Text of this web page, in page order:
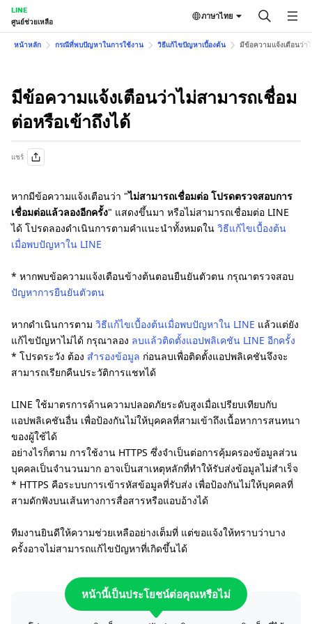
LINE
ศูนย์ช่วยเหลือ
ภาษาไทย
หน้าหลัก กรณีที่พบปัญหาในการใช้งาน วิธีแก้ไขปัญหาเบื้องต้น มีข้อความแจ้งเตือนว่า
มีข้อความแจ้งเตือนว่าไม่สามารถเชื่อม
ต่อหรือเข้าถึงได้
แชร์
หากมีข้อความแจ้งเตือนว่า "ไม่สามารถเชื่อมต่อ โปรดตรวจสอบการ
เชื่อมต่อแล้วลองอีกครั้ง" แสดงขึ้นมา หรือไม่สามารถเชื่อมต่อ LINE
ได้ โปรดลองดำเนินการตามคำแนะนำทั้งหมดใน วิธีแก้ไขเบื้องต้น
เมื่อพบปัญหาใน LINE
* หากพบข้อความแจ้งเตือนข้างต้นตอนยืนยันตัวตน กรุณาตรวจสอบ
ปัญหาการยืนยันตัวตน
หากดำเนินการตาม วิธีแก้ไขเบื้องต้นเมื่อพบปัญหาใน LINE แล้วแต่ยัง
แก้ไขปัญหาไม่ได้ กรุณาลอง ลบแล้วติดตั้งแอปพลิเคชัน LINE อีกครั้ง
* โปรดระวัง ต้อง สำรองข้อมูล ก่อนลบเพื่อติดตั้งแอปพลิเคชันจึงจะ
สามารถเรียกคืนประวัติการแชทได้
LINE ใช้มาตรการด้านความปลอดภัยระดับสูงเมื่อเปรียบเทียบกับ
แอปพลิเคชันอื่น เพื่อป้องกันไม่ให้บุคคลที่สามเข้าถึงเนื้อหาการสนทนา
ของผู้ใช้ได้
อย่างไรก็ตาม การใช้งาน HTTPS ซึ่งจำเป็นต่อการคุ้มครองข้อมูลส่วน
บุคคลเป็นจำนวนมาก อาจเป็นสาเหตุหลักที่ทำให้รับส่งข้อมูลไม่สำเร็จ
* HTTPS คือระบบการเข้ารหัสข้อมูลที่รับส่ง เพื่อป้องกันไม่ให้บุคคลที่
สามดักฟังบนเส้นทางการสื่อสารหรือแอบอ้างได้
ทีมงานยินดีให้ความช่วยเหลืออย่างเต็มที่ แต่ขอแจ้งให้ทราบว่าบาง
ครั้งอาจไม่สามารถแก้ไขปัญหาที่เกิดขึ้นได้
หน้านี้เป็นประโยชน์ต่อคุณหรือไม่